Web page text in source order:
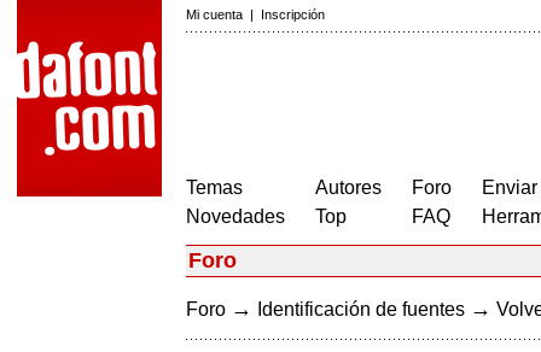
Mi cuenta | Inscripción
Temas
Novedades
Autores
Top
Foro
FAQ
Foro
Foro → Identificación de fuentes →